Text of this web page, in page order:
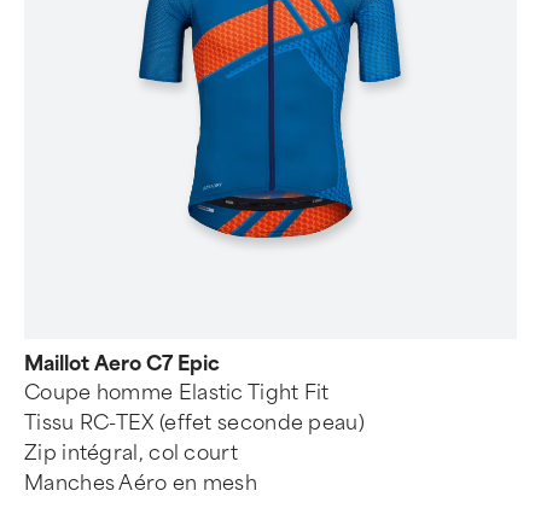
Maillot Aero C7 Epic
Coupe homme Elastic Tight Fit
Tissu RC-TEX (effet seconde peau)
Zip intégral, col court
Manches Aéro en mesh